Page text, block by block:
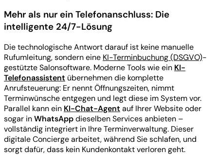
Mehr als nur ein Telefonanschluss: Die
intelligente 24/7-Lösung
Die technologische Antwort darauf ist keine manuelle
Rufumleitung, sondern eine KI-Terminbuchung (DSGVO)-
gestützte Salonsoftware. Moderne Tools wie ein KI-
Telefonassistent übernehmen die komplette
Anrufsteuerung: Er nennt Öffnungszeiten, nimmt
Terminwünsche entgegen und legt diese im System vor.
Parallel kann ein KI-Chat-Agent auf Ihrer Website oder
sogar inWhatsAppdieselben Services anbieten –
vollständig integriert in Ihre Terminverwaltung. Dieser
digitale Concierge arbeitet, während Sie schlafen, und
sorgt dafür, dass kein Kundenkontakt verloren geht.